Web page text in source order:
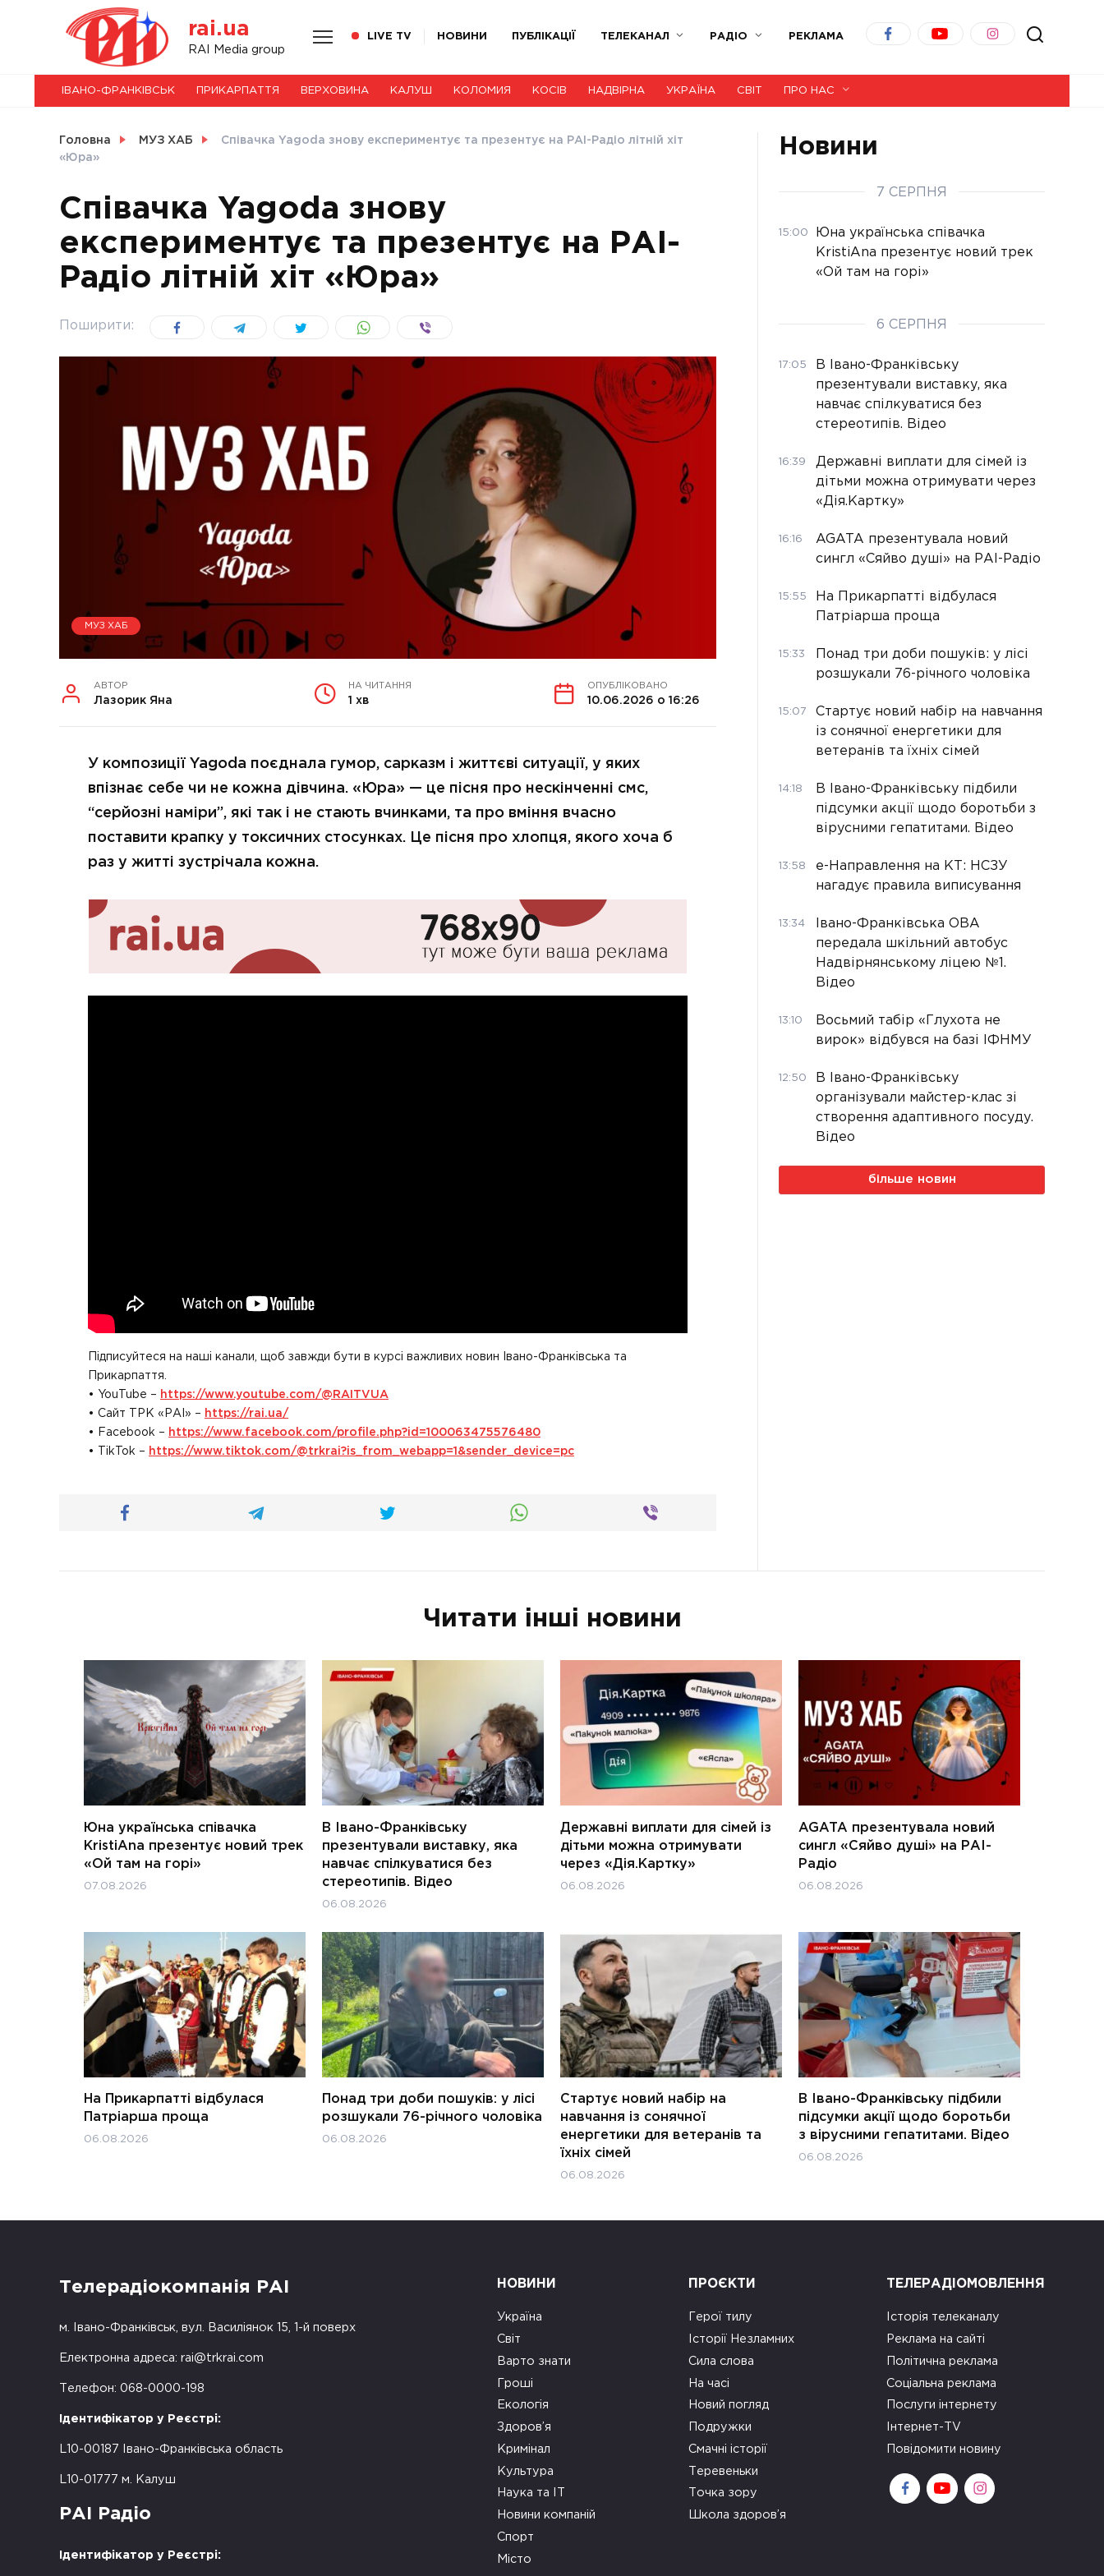
rai.ua
RAI Media group
LIVE TV НОВИНИ ПУБЛІКАЦІЇ ТЕЛЕКАНАЛ РАДІО РЕКЛАМА
НОВИНИ
СВІТ
УКРАЇНА
ІВАНО-ФРАНКІВСЬК ПРИКАРПАТТЯ ВЕРХОВИНА КАЛУШ КОЛОМИЯ КОСІВ НАДВІРНА УКРАЇНА СВІТ ПРО НАС
Головна МУЗ ХАБ
Співачка Yagoda знову експериментує та презентує на РАІ-Радіо літній хіт
«Юра»
Співачка Yagoda знову
експериментує та презентує на РАІ-
Радіо літній хіт «Юра»
Поширити:
МУЗ ХАБ
АВТОР
Лазорик Яна
НА ЧИТАННЯ
1 хв
ОПУБЛІКОВАНО
10.06.2026 о 16:26
У композиції Yagoda поєднала гумор, сарказм і життєві ситуації, у яких
впізнає себе чи не кожна дівчина. «Юра» — це пісня про нескінченні смс,
“серйозні наміри”, які так і не стають вчинками, та про вміння вчасно
поставити крапку у токсичних стосунках. Це пісня про хлопця, якого хоча б
раз у житті зустрічала кожна.
Підписуйтеся на наші канали, щоб завжди бути в курсі важливих новин Івано-Франківська та
Прикарпаття.
• YouTube – https://www.youtube.com/@RAITVUA
• Сайт ТРК «РАІ» – https://rai.ua/
• Facebook – https://www.facebook.com/profile.php?id=100063475576480
• TikTok – https://www.tiktok.com/@trkrai?is_from_webapp=1&sender_device=pc
Новини
7 СЕРПНЯ
15:00
Юна українська співачка
KristiAna презентує новий трек
«Ой там на горі»
6 СЕРПНЯ
17:05
В Івано-Франківську
презентували виставку, яка
навчає спілкуватися без
стереотипів. Відео
16:39
Державні виплати для сімей із
дітьми можна отримувати через
«Дія.Картку»
16:16
AGATA презентувала новий
сингл «Сяйво душі» на РАІ-Радіо
15:55
На Прикарпатті відбулася
Патріарша проща
15:33
Понад три доби пошуків: у лісі
розшукали 76-річного чоловіка
15:07
Стартує новий набір на навчання
із сонячної енергетики для
ветеранів та їхніх сімей
14:18
В Івано-Франківську підбили
підсумки акції щодо боротьби з
вірусними гепатитами. Відео
13:58
е-Направлення на КТ: НСЗУ
нагадує правила виписування
13:34
Івано-Франківська ОВА
передала шкільний автобус
Надвірнянському ліцею №1.
Відео
13:10
Восьмий табір «Глухота не
вирок» відбувся на базі ІФНМУ
12:50
В Івано-Франківську
організували майстер-клас зі
створення адаптивного посуду.
Відео
більше новин
Читати інші новини
Юна українська співачка
KristiAna презентує новий трек
«Ой там на горі»
07.08.2026
В Івано-Франківську
презентували виставку, яка
навчає спілкуватися без
стереотипів. Відео
06.08.2026
Державні виплати для сімей із
дітьми можна отримувати
через «Дія.Картку»
06.08.2026
AGATA презентувала новий
сингл «Сяйво душі» на РАІ-
Радіо
06.08.2026
На Прикарпатті відбулася
Патріарша проща
06.08.2026
Понад три доби пошуків: у лісі
розшукали 76-річного чоловіка
06.08.2026
Стартує новий набір на
навчання із сонячної
енергетики для ветеранів та
їхніх сімей
06.08.2026
В Івано-Франківську підбили
підсумки акції щодо боротьби
з вірусними гепатитами. Відео
06.08.2026
Телерадіокомпанія РАІ
м. Івано-Франківськ, вул. Василіянок 15, 1-й поверх
Електронна адреса: rai@trkrai.com
Телефон: 068-0000-198
Ідентифікатор у Реєстрі:
L10-00187 Івано-Франківська область
L10-01777 м. Калуш
РАІ Радіо
Ідентифікатор у Реєстрі:
НОВИНИ
Україна
Світ
Варто знати
Гроші
Екологія
Здоров’я
Кримінал
Культура
Наука та ІТ
Новини компаній
Спорт
Місто
ПРОЄКТИ
Герої тилу
Історії Незламних
Сила слова
На часі
Новий погляд
Подружки
Смачні історії
Теревеньки
Точка зору
Школа здоров’я
ТЕЛЕРАДІОМОВЛЕННЯ
Історія телеканалу
Реклама на сайті
Політична реклама
Соціальна реклама
Послуги інтернету
Інтернет-TV
Повідомити новину